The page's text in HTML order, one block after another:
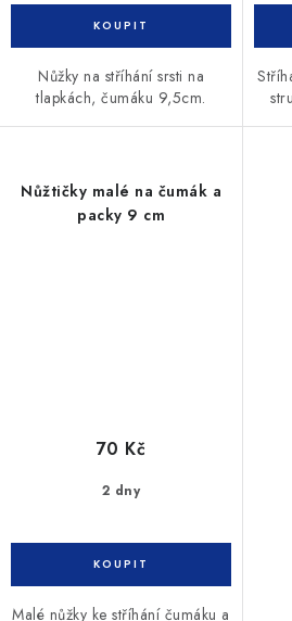
Nůžky na stříhání srsti na
tlapkách, čumáku 9,5cm.
Nůžtičky malé na čumák a
packy 9 cm
2 dny
70 Kč
Malé nůžky ke stříhání čumáku a